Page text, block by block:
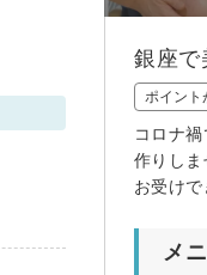
銀座で
ポイント
コロナ
作りし
お受け
メ